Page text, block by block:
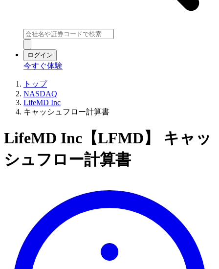
ログイン
今すぐ体験
トップ
NASDAQ
LifeMD Inc
キャッシュフロー計算書
LifeMD Inc【LFMD】 キャッ
シュフロー計算書